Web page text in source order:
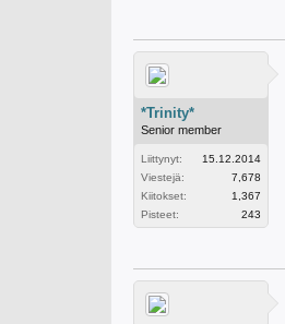
*Trinity*
Senior member
Liittynyt:
15.12.2014
Viestejä:
7,678
Kiitokset:
1,367
Pisteet:
243